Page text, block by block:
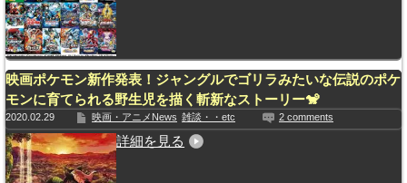
映画ポケモン新作発表！ジャングルでゴリラみたいな伝説のポケ
モンに育てられる野生児を描く斬新なストーリー🐒
2020.02.29 映画・アニメNews 雑談・・etc 2 comments
詳細を見る